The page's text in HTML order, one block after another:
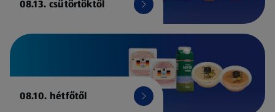
08.13. csütörtöktől
08.10. hétfőtől